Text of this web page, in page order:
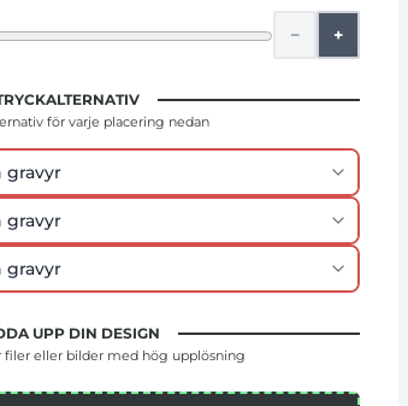
− +
för varje placering nedan
UPP DIN DESIGN
filer eller bilder med hög upplösning